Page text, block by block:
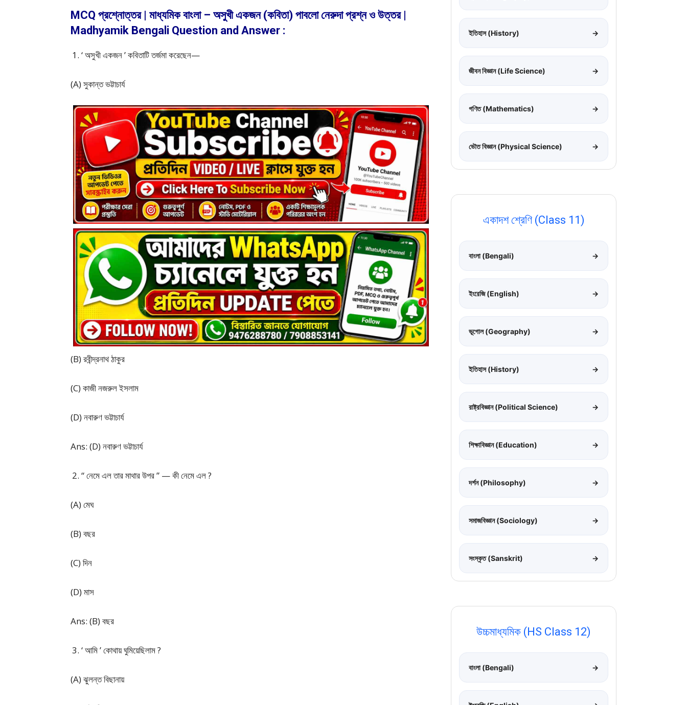
MCQ প্রশ্নোত্তর | মাধ্যমিক বাংলা – অসুখী একজন (কবিতা) পাবলো নেরুদা প্রশ্ন ও উত্তর |
Madhyamik Bengali Question and Answer :
‘ অসুখী একজন ’ কবিতাটি তর্জমা করেছেন—
(A) সুকান্ত ভট্টাচার্য
(B) রবীন্দ্রনাথ ঠাকুর
(C) কাজী নজরুল ইসলাম
(D) নবারুণ ভট্টাচার্য
Ans: (D) নবারুণ ভট্টাচার্য
“ নেমে এল তার মাথার উপর ” — কী নেমে এল ?
(A) মেঘ
(B) বছর
(C) দিন
(D) মাস
Ans: (B) বছর
‘ আমি ’ কোথায় ঘুমিয়েছিলাম ?
(A) ঝুলন্ত বিছানায়
ইতিহাস (History) →
জীবন বিজ্ঞান (Life Science) →
গণিত (Mathematics) →
ভৌত বিজ্ঞান (Physical Science) →
একাদশ শ্রেণি (Class 11)
বাংলা (Bengali) →
ইংরেজি (English) →
ভূগোল (Geography) →
ইতিহাস (History) →
রাষ্ট্রবিজ্ঞান (Political Science) →
শিক্ষাবিজ্ঞান (Education) →
দর্শন (Philosophy) →
সমাজবিজ্ঞান (Sociology) →
সংস্কৃত (Sanskrit) →
উচ্চমাধ্যমিক (HS Class 12)
বাংলা (Bengali) →